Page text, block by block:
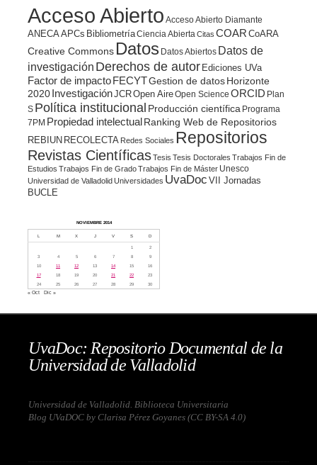
Acceso Abierto Acceso Abierto Diamante
ANECAAPCs BibliometríaCiencia Abierta Citas COAR CoARA
Creative Commons Datos Datos Abiertos Datos de
investigación Derechos de autor Ediciones UVa
Factor de impacto FECYTGestion de datosHorizonte
2020 InvestigaciónJCROpen AireOpen Science ORCID Plan
S Política institucional Producción científica Programa
7PM Propiedad intelectualRanking Web de Repositorios
REBIUN RECOLECTA Redes Sociales Repositorios
Revistas CientíficasTesis Tesis Doctorales Trabajos Fin de
Estudios Trabajos Fin de GradoTrabajos Fin de Máster Unesco
Universidad de Valladolid Universidades UvaDoc VII Jornadas
BUCLE
NOVIEMBRE 2014
L M X J V S D
1
2
3
4 5 6 7 8
9
10
11 12 13 14 15
16
17
18 19 20 21 22
23
24
25 26 27 28 29 30
« Oct Dic »
UvaDoc: Repositorio Documental de la
Universidad de Valladolid
Universidad de Valladolid. Biblioteca Universitaria
Blog UVaDOC by Clarisa Pérez Goyanes (CC BY-SA 4.0)